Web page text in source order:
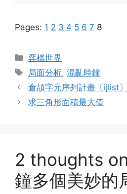
Pages: 1 2 3 4 5 6 7 8
Categories
弈棋世界
Tags
局面分析,混亂時鐘
倉頡字元序列計畫〔ijlist
求三角形面積最大值
2 thoughts
鐘多個美妙的